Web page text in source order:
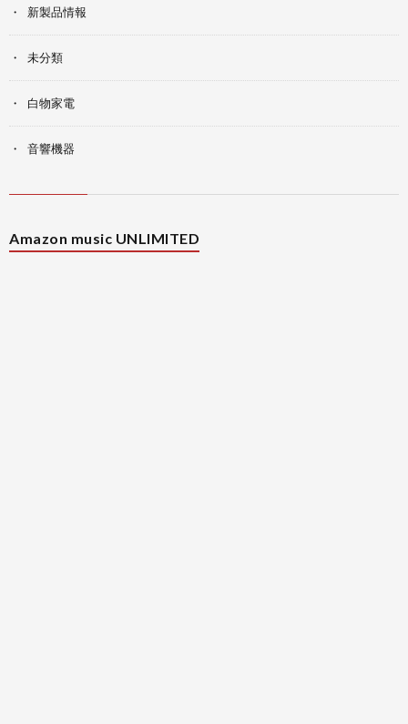
新製品情報
未分類
白物家電
音響機器
Amazon music UNLIMITED